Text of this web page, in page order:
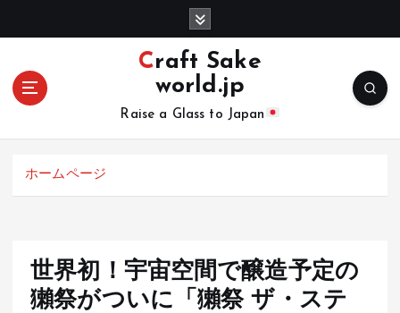
Craft Sake
world.jp
Raise a Glass to Japan
ホームページ
世界初！宇宙空間で醸造予定の
獺祭がついに「獺祭 ザ・ステ